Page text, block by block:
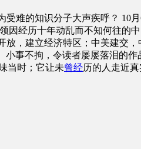
难的知识分子大声疾呼？ 10
因经历十年动乱而不知何往的
，建立经济特区；中美建交，
事不拘，令读者屡屡落泪的
当时；它让未曾经历的人走近